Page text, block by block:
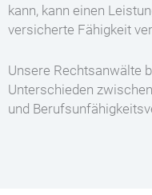
kann, kann einen
versicherte Fähigkeit
Unsere Rechtsanwälte
Unterschieden
und